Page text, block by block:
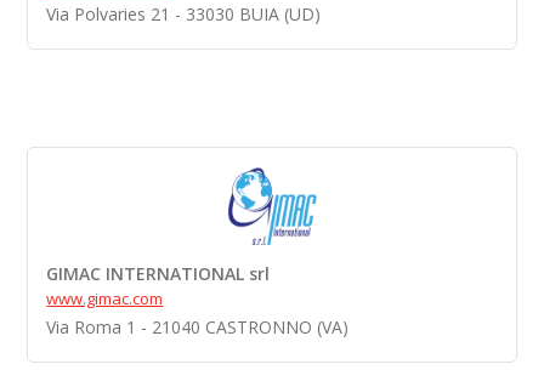
Via Polvaries 21 - 33030 BUIA (UD)
GIMAC INTERNATIONAL srl
www.gimac.com
Via Roma 1 - 21040 CASTRONNO (VA)